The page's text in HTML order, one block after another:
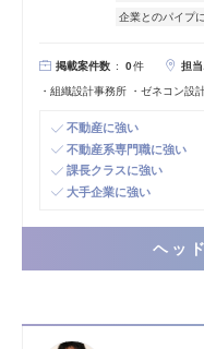
企業とのパイプ
掲載案件数 0件 担
・組織設計事務所 ・ゼネコン設
不動産に強い
不動産系専門職に強い
課長クラスに強い
大手企業に強い
ヘッ